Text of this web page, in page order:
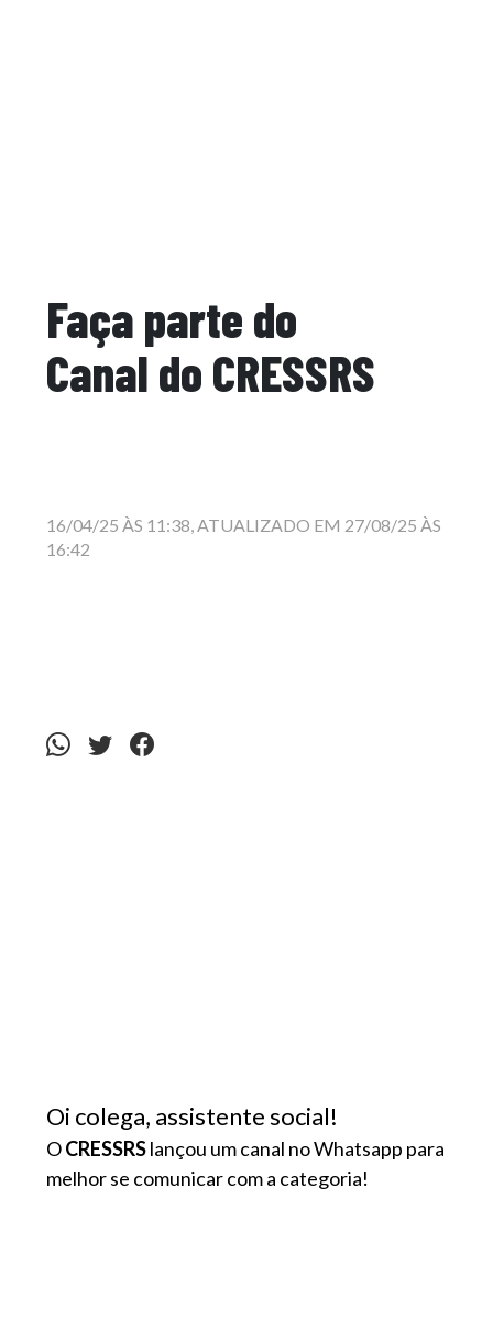
Faça parte do
Canal do CRESSRS
16/04/25 ÀS 11:38, ATUALIZADO EM 27/08/25 ÀS
16:42
Oi colega, assistente social!
OCRESSRSlançou um canal no Whatsapp para
melhor se comunicar com a categoria!